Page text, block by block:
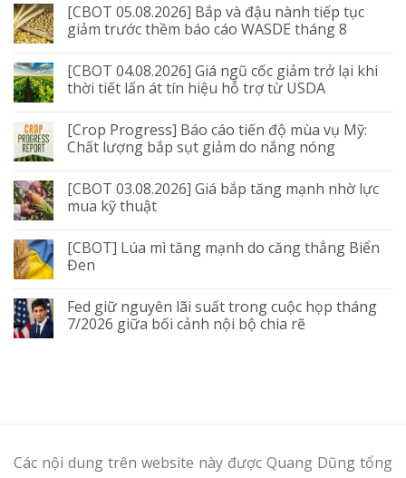
[CBOT 05.08.2026] Bắp và đậu nành tiếp tục
giảm trước thềm báo cáo WASDE tháng 8
[CBOT 04.08.2026] Giá ngũ cốc giảm trở lại khi
thời tiết lấn át tín hiệu hỗ trợ từ USDA
[Crop Progress] Báo cáo tiến độ mùa vụ Mỹ:
Chất lượng bắp sụt giảm do nắng nóng
[CBOT 03.08.2026] Giá bắp tăng mạnh nhờ lực
mua kỹ thuật
[CBOT] Lúa mì tăng mạnh do căng thẳng Biển
Đen
Fed giữ nguyên lãi suất trong cuộc họp tháng
7/2026 giữa bối cảnh nội bộ chia rẽ
Các nội dung trên website này được Quang Dũng tổng